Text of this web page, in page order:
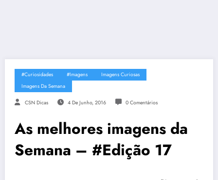
#Curiosidades #Imagens
Imagens Curiosas
Imagens Da Semana
CSN Dicas 4 De Junho, 2016 0 Comentários
As melhores imagens da
Semana – #Edição 17